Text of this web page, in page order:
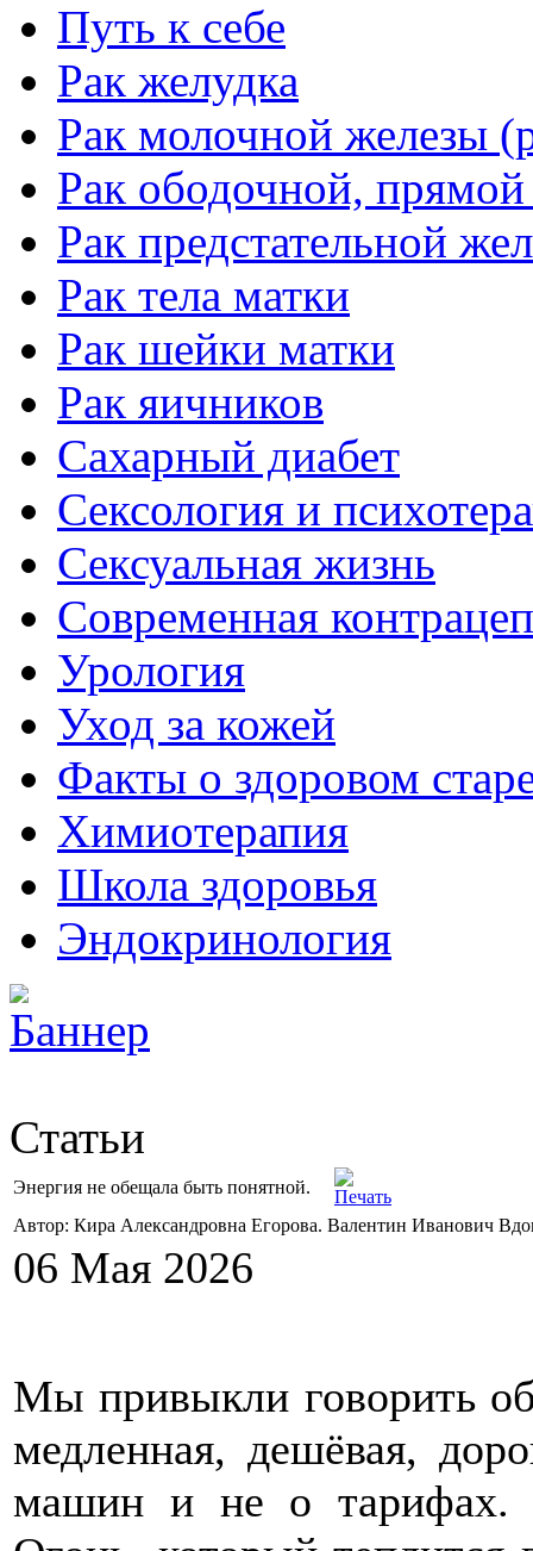
Путь к себе
Рак желудка
Рак молочной железы
Рак ободочной,
Рак предстательной
Рак тела матки
Рак шейки матки
Рак яичников
Сахарный диабет
Сексология и
Сексуальная жизнь
Современная
Урология
Уход за кожей
Факты о здоровом
Химиoтерапия
Школа здоровья
Эндокринология
Статьи
Энергия не обещала быть понятной.
Автор: Кира Александровна Егорова. Валентин Иванович
06 Мая 2026
Мы привыкли говорить
медленная, дешёвая,
машин и не о тарифах.